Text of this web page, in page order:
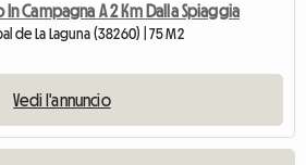
Campagna A 2 Km Dalla Spiaggia
de La Laguna (38260) | 75 M2
Vedi l'annuncio